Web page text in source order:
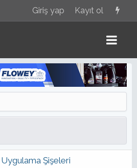
Giriş yap Kayıt ol
Şişeleri